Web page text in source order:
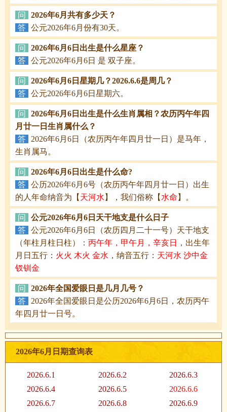
问
2026年6月共有多少天？
答 公元2026年6月份有30天。
问
2026年6月6日出生是什么星座？
答 公元2026年6月6日 是 双子座。
问
2026年6月6日星期几？2026.6.6是周几？
答 公元2026年6月6日星期六。
问
2026年6月6日出生是什么生肖属相？农历丙午年四
月廿一日生肖属什么？
答
2026年6月6日（农历丙午年四月廿一日）是马年，
生肖属马。
问
2026年6月6日出生是什么命?
答 公历2026年6月6号（农历丙午年四月廿一日）出生
的人年命纳音为【 天河水 】，我们俗称【 水命 】。
问
公元2026年6月6日天干地支是什么日子
答 公元2026年6月6日（农历四月二十一号）天干地支
（年柱月柱日柱）： 丙午年，甲午月，辛亥日
，出生年
月日五行： 火火 木火 金水 ，纳音五行： 天河水 沙中金
钗钏金
问
2026年全国爱眼日是几月几号？
答
2026年全国爱眼日是公历2026年6月6日，农历丙午
年四月廿一日号。
2026年6月日期查询表
2026.6.1 2026.6.2
2026.6.3
2026.6.4
2026.6.5
2026.6.6
2026.6.7
2026.6.8
2026.6.9